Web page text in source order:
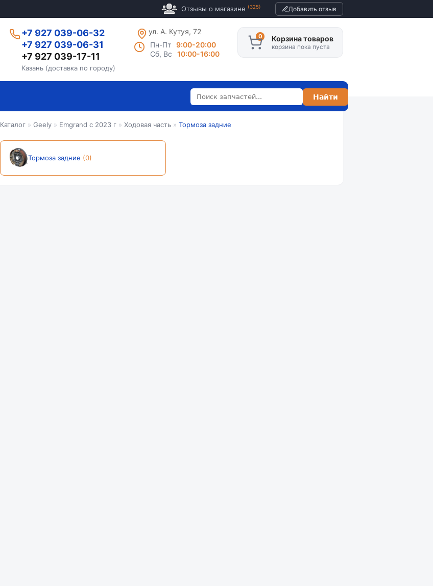
Отзывы о магазине (325) Добавить отзыв
+7 927 039-06-32
+7 927 039-06-31
+7 927 039-17-11
Казань (доставка по городу)
ул. А. Кутуя, 72
Пн-Пт
9:00-20:00
Сб, Вс
10:00-16:00
Корзина товаров
корзина пока пуста
Каталог » Geely » Emgrand с 2023 г » Ходовая часть » Тормоза задние
Тормоза задние (0)